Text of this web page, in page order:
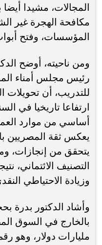
المجالات، مشيدا
مكافحة الهجرة غير
المؤسسات، وفتح
ومن ناحيته، أوضح
رئيس مجلس أمناء
للتدريب، أن
ارتفاعا تاريخيا في
أساسي من موارد
يعكس ثقة المصريين
يتحقق من إنجازات،
التصنيف الائتماني،
وزيادة الاحتياطي
وأشاد الدكتور بدرة
مليارات دولار، وهو